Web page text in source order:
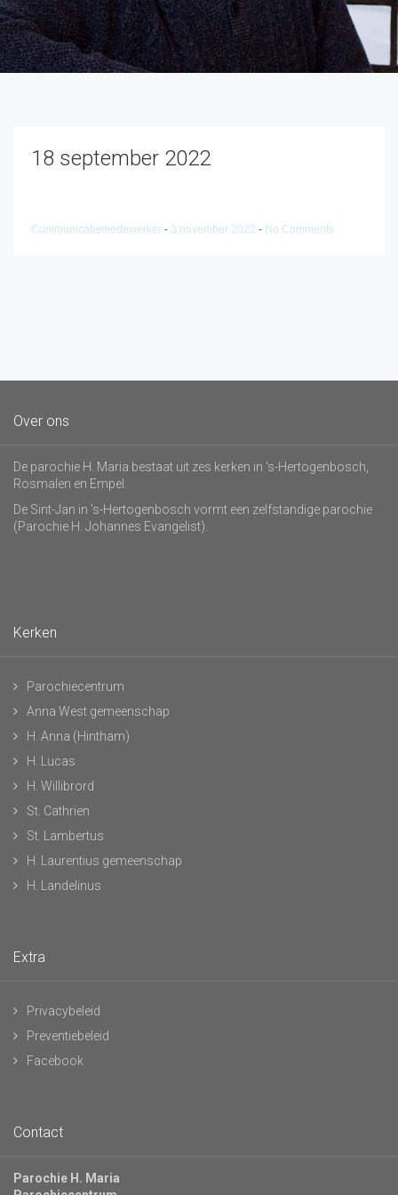
18 september 2022
Communicatiemedewerker - 3 november 2022 - No Comments
Over ons
De parochie H. Maria bestaat uit zes kerken in 's-Hertogenbosch,
Rosmalen en Empel.
De Sint-Jan in 's-Hertogenbosch vormt een zelfstandige parochie
(Parochie H. Johannes Evangelist).
Kerken
Parochiecentrum
Anna West gemeenschap
H. Anna (Hintham)
H. Lucas
H. Willibrord
St. Cathrien
St. Lambertus
H. Laurentius gemeenschap
H. Landelinus
Extra
Privacybeleid
Preventiebeleid
Facebook
Contact
Parochie H. Maria